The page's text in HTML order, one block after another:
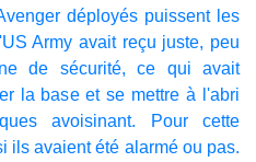
déployés puissent les
Army avait reçu juste, peu
de sécurité, ce qui avait
la base et se mettre à l'abri
avoisinant. Pour cette
ils avaient été alarmé ou pas.